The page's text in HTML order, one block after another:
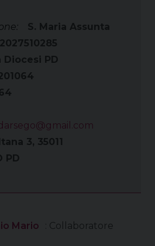
S. Maria Assunta
Diocesi PD
3, 35011
PD
Mario
: Collaboratore